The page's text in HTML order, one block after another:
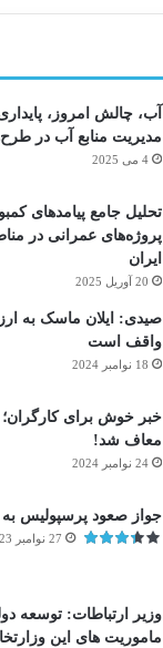
آب، چالش امروز،
مدیریت منابع آب در
4 می 2025
تحلیل جامع پیامدهای
پروژه‌های عمرانی در
ایران
20 آوریل 2025
صیدی: ایلان ماسک به
واقف است
18 نوامبر 2024
خبر خوش برای کارگران؛
معاف شد!
24 نوامبر 2024
جواز صعود پرسپولیس
27 نوامبر 2023
وزیر ارتباطات: توسعه
ماموریت های این